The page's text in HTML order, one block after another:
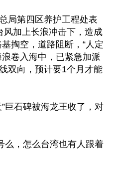
局第四区养护工程处表
风加上长浪冲击下，造成
掏空，道路阻断，“人定
卷入海中，已紧急加派
双向，预计要1个月才能
巨石碑被海龙王收了，对
么，怎么台湾也有人跟着